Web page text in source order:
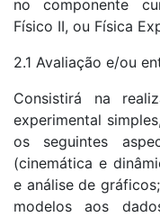
no componente
Físico II, ou Física
2.1 Avaliação e/ou
Consistirá na
experimental
os seguintes
(cinemática e
e análise de
modelos aos